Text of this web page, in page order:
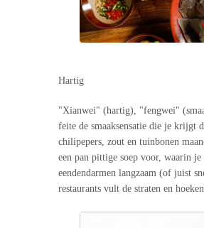
Hartig
"Xianwei" (hartig), "fengwei"
feite de smaaksensatie die je krijgt
chilipepers, zout en tuinbonen
een pan pittige soep voor, waarin
eendendarmen langzaam (of juist
restaurants vult de straten en